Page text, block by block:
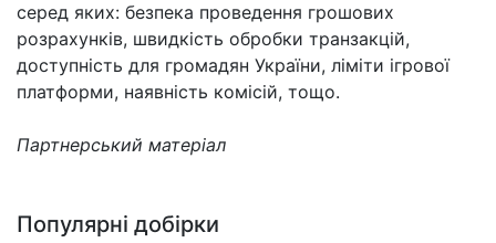
серед яких: безпека проведення грошових
розрахунків, швидкість обробки транзакцій,
доступність для громадян України, ліміти ігрової
платформи, наявність комісій, тощо.
Партнерський матеріал
Популярні добірки